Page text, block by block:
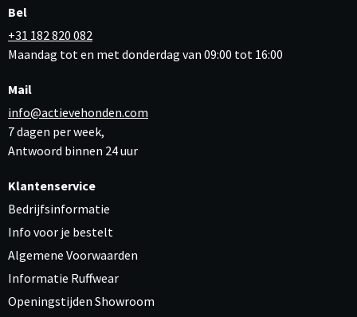
Bel
+31 182 820 082
Maandag tot en met donderdag van 09:00 tot 16:00
Mail
info@actievehonden.com
7 dagen per week,
Antwoord binnen 24 uur
Klantenservice
Bedrijfsinformatie
Info voor je bestelt
Algemene Voorwaarden
Informatie Ruffwear
Openingstijden Showroom